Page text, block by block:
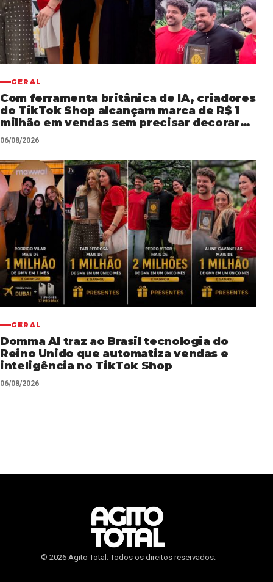
GERAL
Com ferramenta britânica de IA, criadores
do TikTok Shop alcançam marca de R$ 1
milhão em vendas sem precisar decorar
roteiros
06/08/2026
GERAL
Domma AI traz ao Brasil tecnologia do
Reino Unido que automatiza vendas e
inteligência no TikTok Shop
06/08/2026
© 2026 Agito Total. Todos os direitos reservados.